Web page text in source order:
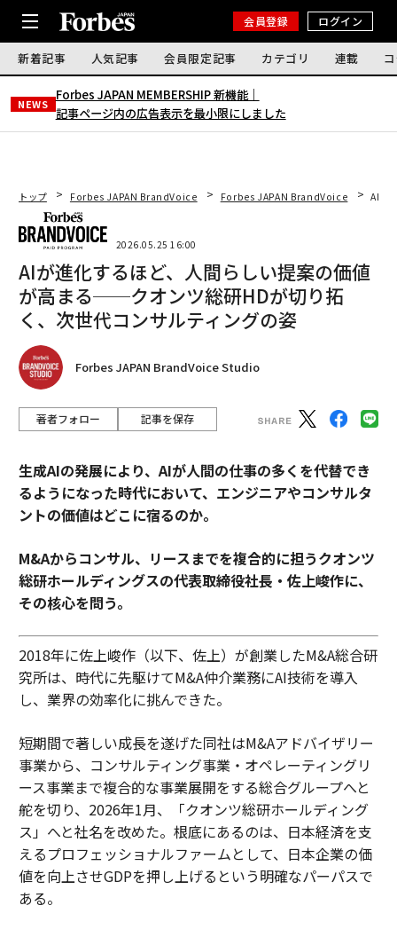
会員登録 ログイン
新着記事 人気記事 会員限定記事 カテゴリ 連載
NEWS
Forbes JAPAN MEMBERSHIP 新機能｜
記事ページ内の広告表示を最小限にしました
トップ Forbes JAPAN BrandVoice Forbes JAPAN BrandVoice AIが
2026.05.25 16:00
AIが進化するほど、人間らしい提案の価値
が高まる──クオンツ総研HDが切り拓
く、次世代コンサルティングの姿
Forbes JAPAN BrandVoice Studio
著者フォロー 記事を保存
生成AIの発展により、AIが人間の仕事の多くを代替でき
るようになった時代において、エンジニアやコンサルタ
ントの価値はどこに宿るのか。
M&Aからコンサル、リースまでを複合的に担うクオンツ
総研ホールディングスの代表取締役社長・佐上峻作に、
その核心を問う。
2018年に佐上峻作（以下、佐上）が創業したM&A総合研
究所は、時代に先駆けてM&A仲介業務にAI技術を導入
し、業界の効率化に挑んできた。
短期間で著しい成長を遂げた同社はM&Aアドバイザリー
事業から、コンサルティング事業・オペレーティングリ
ース事業まで複合的な事業展開をする総合グループへと
舵を切り、2026年1月、「クオンツ総研ホールディング
ス」へと社名を改めた。根底にあるのは、日本経済を支
えるプロフェッショナルファームとして、日本企業の価
値を向上させGDPを押し上げるという明確なパーパスで
ある。